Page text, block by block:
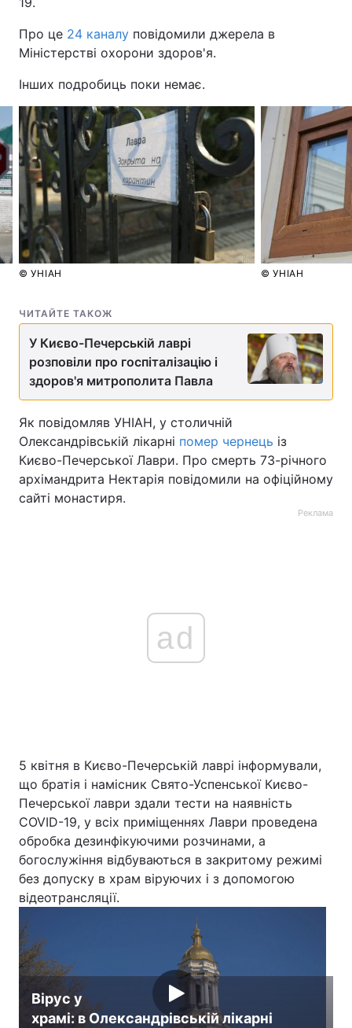
Про це 24 каналу повідомили джерела в
Міністерстві охорони здоров'я.
Інших подробиць поки немає.
© УНІАН © УНІАН
ЧИТАЙТЕ ТАКОЖ
У Києво-Печерській лаврі
розповіли про госпіталізацію і
здоров'я митрополита Павла
Як повідомляв УНІАН, у столичній
Олександрівській лікарні помер чернець із
Києво-Печерської Лаври. Про смерть 73-річного
архімандрита Нектарія повідомили на офіційному
сайті монастиря.
Реклама
ad
5 квітня в Києво-Печерській лаврі інформували,
що братія і намісник Свято-Успенської Києво-
Печерської лаври здали тести на наявність
COVID-19, у всіх приміщеннях Лаври проведена
обробка дезинфікуючими розчинами, а
богослужіння відбуваються в закритому режимі
без допуску в храм віруючих і з допомогою
відеотрансляції.
Вірус у
храмі: в Олександрівській лікарні